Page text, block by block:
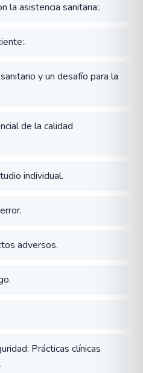
la asistencia sanitaria:.
y un desafío para la
de la calidad
individual.
adversos.
Prácticas clínicas